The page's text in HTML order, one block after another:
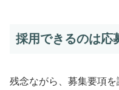
採用できるのは応
残念ながら、募集要項を